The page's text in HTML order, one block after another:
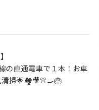
の直通電車で１本！お車
清掃🌟🏘🎥👚🍳🎂